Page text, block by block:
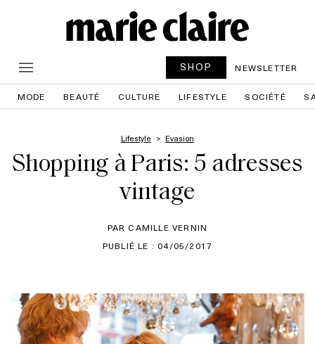
SHOP NEWSLETTER
MODE BEAUTÉ CULTURE LIFESTYLE SOCIÉTÉ
Lifestyle Evasion
Shopping à Paris: 5 adresses
vintage
PAR CAMILLE VERNIN
PUBLIÉ LE : 04/05/2017